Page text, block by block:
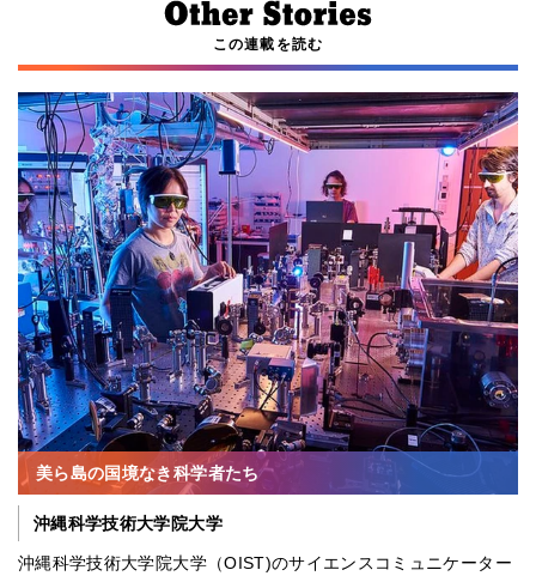
この連載を読む
美ら島の国境なき科学者たち
沖縄科学技術大学院大学
沖縄科学技術大学院大学（OIST)のサイエンスコミュニケーター